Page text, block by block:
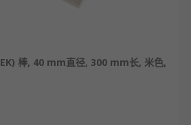
棒, 40 mm直径, 300 mm长, 米色,